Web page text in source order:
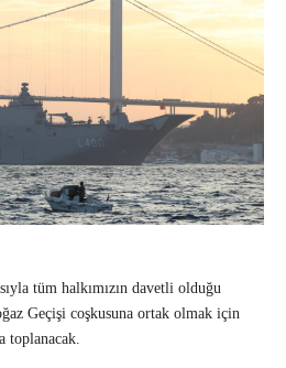
tüm halkımızın davetli olduğu
Geçişi coşkusuna ortak olmak için
toplanacak.